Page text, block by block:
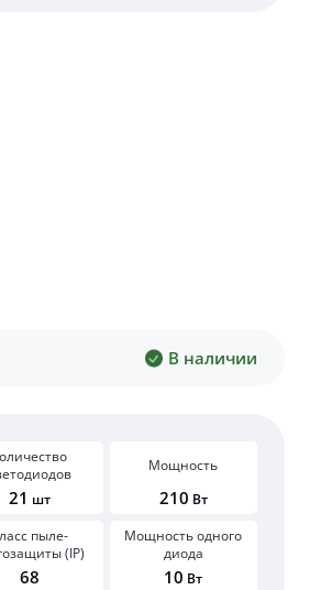
В наличии
21 шт
Мощность
210 Вт
пыле-
(IP)
68
Мощность одного
диода
10 Вт